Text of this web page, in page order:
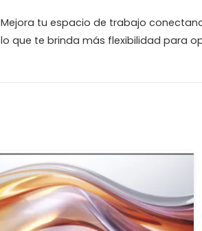
Mejora tu espacio de trabajo
lo que te brinda más flexibilidad para